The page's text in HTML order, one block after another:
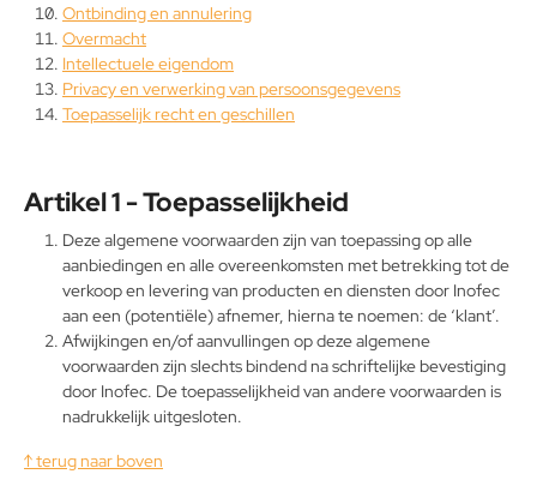
Ontbinding en annulering
Overmacht
Intellectuele eigendom
Privacy en verwerking van persoonsgegevens
Toepasselijk recht en geschillen
Artikel 1 - Toepasselijkheid
Deze algemene voorwaarden zijn van toepassing op alle
aanbiedingen en alle overeenkomsten met betrekking tot de
verkoop en levering van producten en diensten door Inofec
aan een (potentiële) afnemer, hierna te noemen: de ‘klant’.
Afwijkingen en/of aanvullingen op deze algemene
voorwaarden zijn slechts bindend na schriftelijke bevestiging
door Inofec. De toepasselijkheid van andere voorwaarden is
nadrukkelijk uitgesloten.
↑ terug naar boven